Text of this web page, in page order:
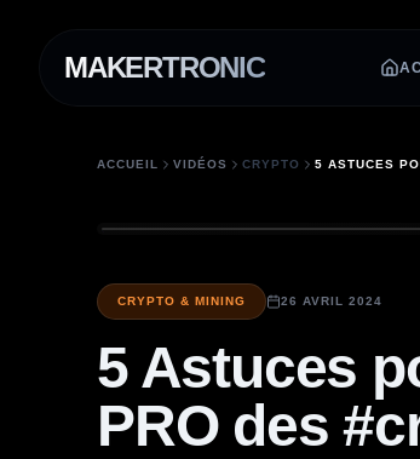
MAKERTRONIC
ACCUEIL VIDÉOS CRYPTO
CRYPTO & MINING 26 AVRIL 2024
5 Astuces
PRO des